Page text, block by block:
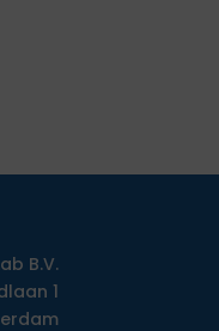
B.V.
1